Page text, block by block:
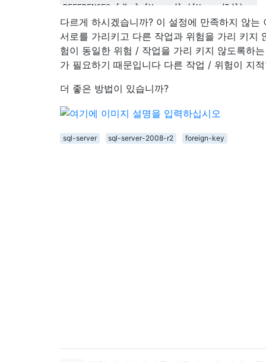
REFERENCES
[ dbo ].[Hazard] ([HazardId])
GO
다르게 하시겠습니까? 이 설정에 만족하지 않는
서로를 가리키고 다른 작업과 위험을 가리 키지
험이 동일한 위험 / 작업을 가리 키지 않도록하
가 필요하기 때문입니다 다른 작업 / 위험이 지
더 좋은 방법이 있습니까?
sql-server sql-server-2008-r2 foreign-key